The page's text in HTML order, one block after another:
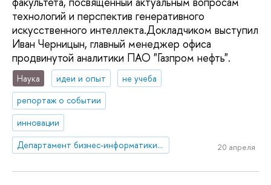
технологий и перспектив генеративного
искусственного интеллекта.Докладчиком выступил
Иван Черницын, главный менеджер офиса
продвинутой аналитики ПАО "Газпром нефть".
Наука идеи и опыт
не учеба
репортаж о событии
инновации
Департамент бизнес-информатики и операционного менеджмента
20 апреля